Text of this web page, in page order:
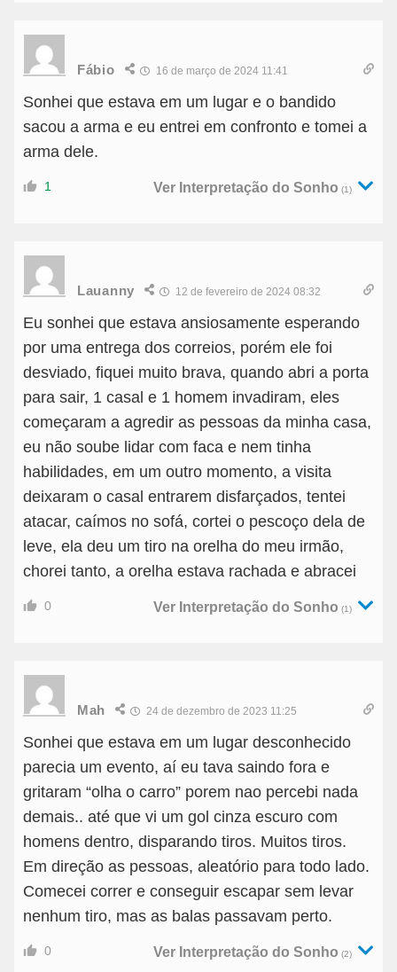
Fábio 16 de março de 2024 11:41
Sonhei que estava em um lugar e o bandido
sacou a arma e eu entrei em confronto e tomei a
arma dele.
1 Ver Interpretação do Sonho (1)
Lauanny 12 de fevereiro de 2024 08:32
Eu sonhei que estava ansiosamente esperando
por uma entrega dos correios, porém ele foi
desviado, fiquei muito brava, quando abri a porta
para sair, 1 casal e 1 homem invadiram, eles
começaram a agredir as pessoas da minha casa,
eu não soube lidar com faca e nem tinha
habilidades, em um outro momento, a visita
deixaram o casal entrarem disfarçados, tentei
atacar, caímos no sofá, cortei o pescoço dela de
leve, ela deu um tiro na orelha do meu irmão,
chorei tanto, a orelha estava rachada e abracei
0 Ver Interpretação do Sonho (1)
Mah 24 de dezembro de 2023 11:25
Sonhei que estava em um lugar desconhecido
parecia um evento, aí eu tava saindo fora e
gritaram “olha o carro” porem nao percebi nada
demais.. até que vi um gol cinza escuro com
homens dentro, disparando tiros. Muitos tiros.
Em direção as pessoas, aleatório para todo lado.
Comecei correr e conseguir escapar sem levar
nenhum tiro, mas as balas passavam perto.
0 Ver Interpretação do Sonho (2)